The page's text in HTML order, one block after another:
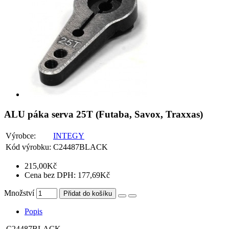
ALU páka serva 25T (Futaba, Savox, Traxxas)
Výrobce:
INTEGY
Kód výrobku: C24487BLACK
215,00Kč
Cena bez DPH: 177,69Kč
Množství Přidat do košíku
Popis